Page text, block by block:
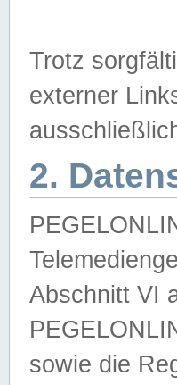
Trotz
externer
2.
Abschnitt VI
sowie die